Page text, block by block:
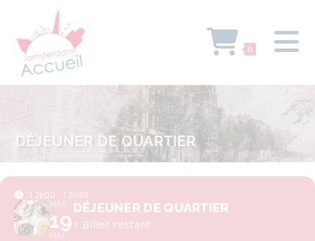
0
DÉJEUNER DE QUARTIER
12h00 - 13h30
MAR
19
MAI
DÉJEUNER DE QUARTIER
1 Billet restant